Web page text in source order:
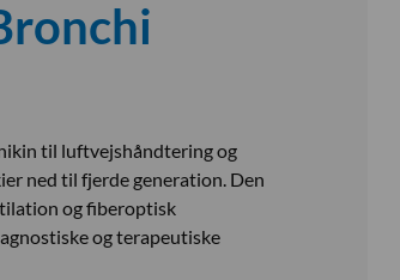
til luftvejshåndtering og
ned til fjerde generation. Den
og fiberoptisk
og terapeutiske